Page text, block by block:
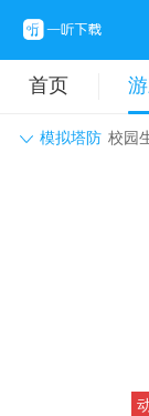
首页
模拟塔防 校园